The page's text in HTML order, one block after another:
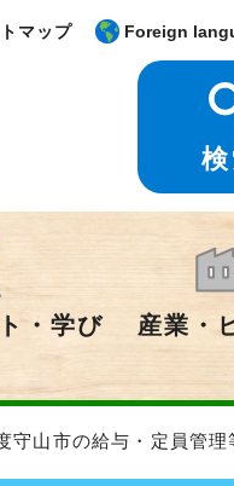
マップ Foreign
・学び 産業・
守山市の給与・定員管理